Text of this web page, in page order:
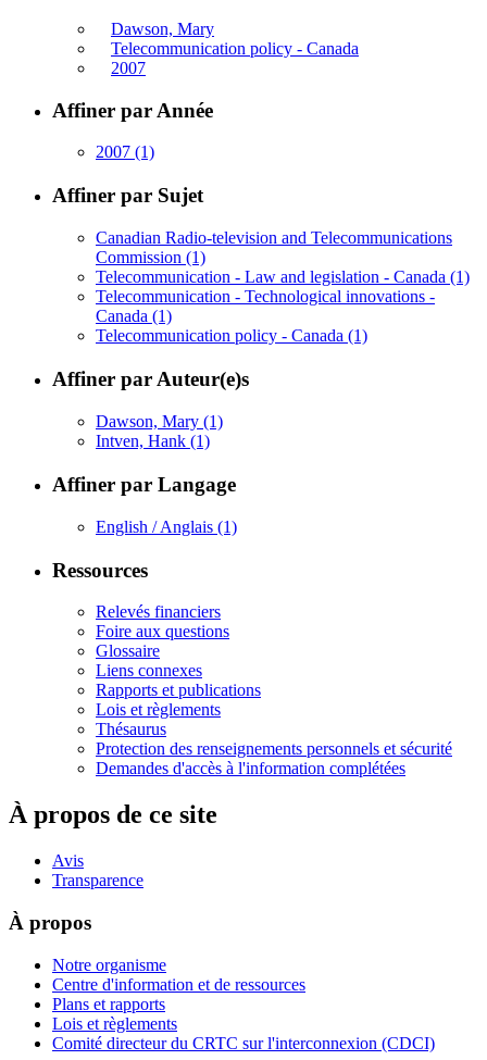
Dawson, Mary
Telecommunication policy - Canada
2007
Affiner par Année
2007 (1)
Affiner par Sujet
Canadian Radio-television and Telecommunications
Commission (1)
Telecommunication - Law and legislation - Canada (1)
Telecommunication - Technological innovations -
Canada (1)
Telecommunication policy - Canada (1)
Affiner par Auteur(e)s
Dawson, Mary (1)
Intven, Hank (1)
Affiner par Langage
English / Anglais (1)
Ressources
Relevés financiers
Foire aux questions
Glossaire
Liens connexes
Rapports et publications
Lois et règlements
Thésaurus
Protection des renseignements personnels et sécurité
Demandes d'accès à l'information complétées
À propos de ce site
Avis
Transparence
À propos
Notre organisme
Centre d'information et de ressources
Plans et rapports
Lois et règlements
Comité directeur du CRTC sur l'interconnexion (CDCI)